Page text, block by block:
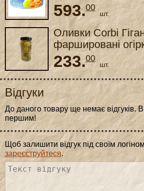
593.00
шт.
Оливки Corbi
фаршировані
233.00
шт.
Відгуки
До даного товару ще немає відгуків.
першим!
Щоб залишити відгук під своїм
зареєструйтеся.